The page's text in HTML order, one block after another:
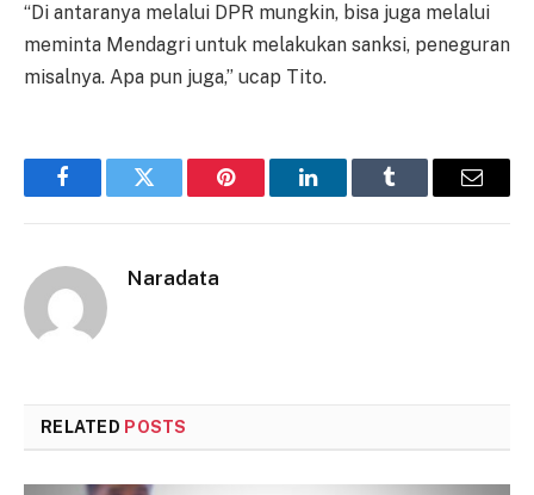
“Di antaranya melalui DPR mungkin, bisa juga melalui
meminta Mendagri untuk melakukan sanksi, peneguran
misalnya. Apa pun juga,” ucap Tito.
FacebookTwitter Pinterest LinkedInTumblr Email
Naradata
RELATED POSTS